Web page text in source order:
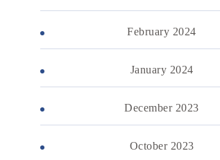
February 2024
January 2024
December 2023
October 2023